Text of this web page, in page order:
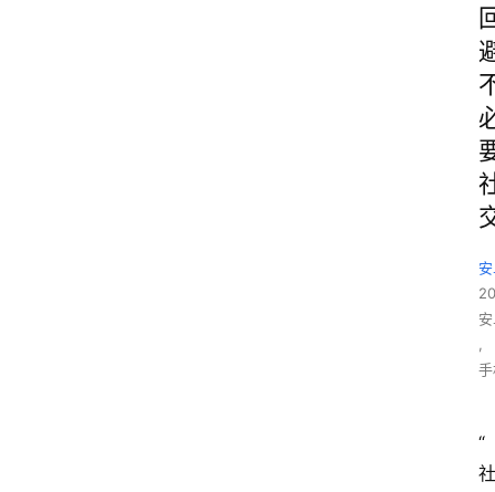
,
“
社